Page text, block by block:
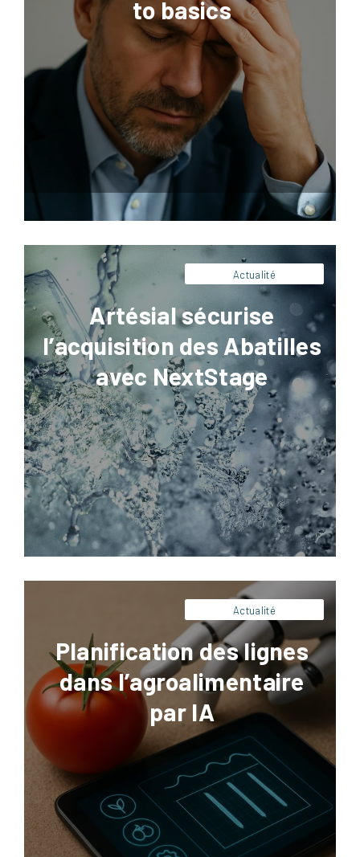
to basics
Actualité
Artésial sécurise
l’acquisition des Abatilles
avec NextStage
Facebook
LinkedIn
X Pinterest
Artésial apporte son expertise technique et
opérationnelle à NextStage AM pour
l’acquisition de la SEMA (Source des
Abatilles). Découvrez notre rôle de conseil
industriel stratégique.
Actualité
Planification des lignes
dans l’agroalimentaire
par IA
Facebook
LinkedIn
X Pinterest
Dans un contexte de volatilité des
commandes, de contraintes sanitaires
strictes et de pression constante sur les
coûts, la planification des lignes dans
l’agroalimentaire devient (encore plus
qu’auparavant) un levier majeur de
performance industrielle. L’intelligence
artificielle ne se limite plus à automatiser
disponibilité matière, capacités machines,
temps […]